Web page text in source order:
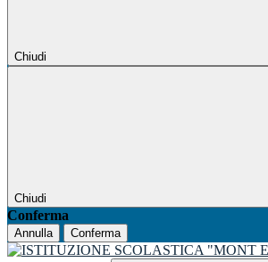
Chiudi
Chiudi
Conferma
Annulla Conferma